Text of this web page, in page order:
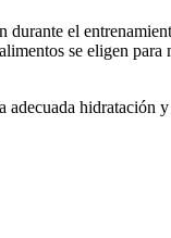
el
se eligen
hidratación